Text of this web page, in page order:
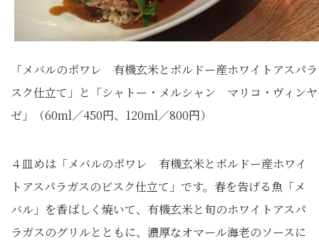
「メバルのポワレ 有機玄米とボルドー産ホワイトアスパ
スク仕立て」と「シャトー・メルシャン マリコ・ヴィン
ゼ」（60ml／450円、120ml／800円）
４皿めは「メバルのポワレ 有機玄米とボルドー産ホワイ
トアスパラガスのビスク仕立て」です。春を告げる魚「メ
バル」を香ばしく焼いて、有機玄米と旬のホワイトアスパ
ラガスのグリルとともに、濃厚なオマール海老のソースに